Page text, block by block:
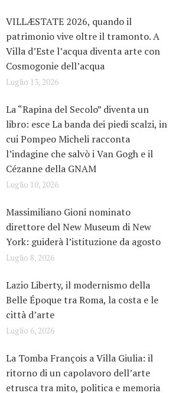
VILLÆSTATE 2026, quando il
patrimonio vive oltre il tramonto. A
Villa d’Este l’acqua diventa arte con
Cosmogonie dell’acqua
Luglio 13, 2026
La “Rapina del Secolo” diventa un
libro: esce La banda dei piedi scalzi, in
cui Pompeo Micheli racconta
l’indagine che salvò i Van Gogh e il
Cézanne della GNAM
Luglio 10, 2026
Massimiliano Gioni nominato
direttore del New Museum di New
York: guiderà l’istituzione da agosto
Luglio 8, 2026
Lazio Liberty, il modernismo della
Belle Époque tra Roma, la costa e le
città d’arte
Luglio 6, 2026
La Tomba François a Villa Giulia: il
ritorno di un capolavoro dell’arte
etrusca tra mito, politica e memoria